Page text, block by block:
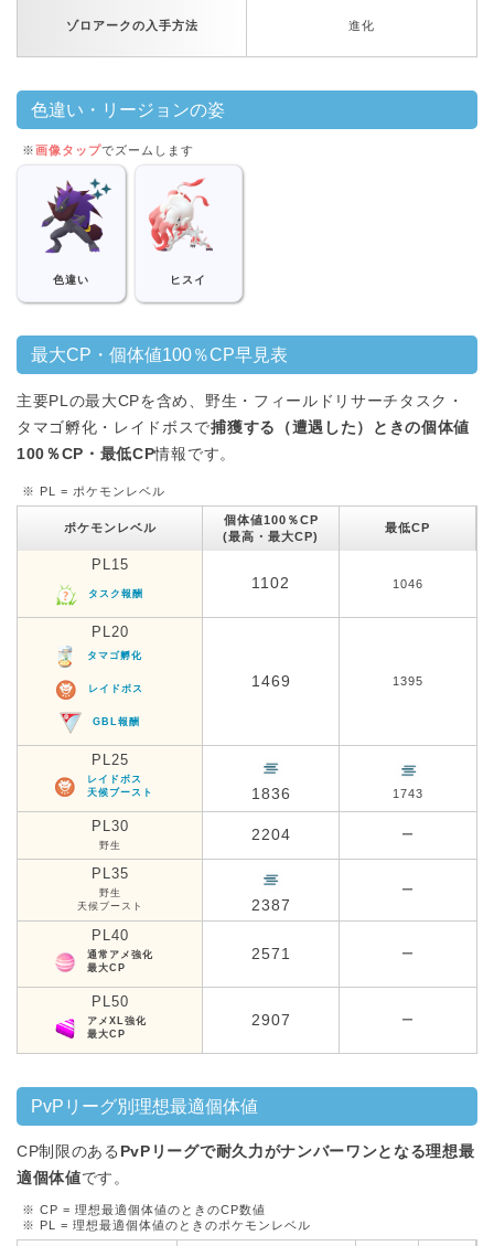
ゾロアークの入手方法 進化
色違い・リージョンの姿
※画像タップでズームします
色違い ヒスイ
最大CP・個体値100％CP早見表
主要PLの最大CPを含め、野生・フィールドリサーチタスク・
タマゴ孵化・レイドボスで捕獲する（遭遇した）ときの個体値
100％CP・最低CP情報です。
※ PL = ポケモンレベル
ポケモンレベル
個体値100％CP
(最高・最大CP)
最低CP
PL15
タスク報酬
1102 1046
PL20
タマゴ孵化
レイドボス
GBL報酬
1469 1395
PL25
レイドボス
天候ブースト
1836 1743
PL30
野生
2204 ー
PL35
野生
天候ブースト
2387
ー
PL40
通常アメ強化
最大CP
2571 ー
PL50
アメXL強化
最大CP
2907 ー
PvPリーグ別理想最適個体値
CP制限のある PvPリーグで耐久力がナンバーワンとなる理想最
適個体値です。
※ CP = 理想最適個体値のときのCP数値
※ PL = 理想最適個体値のときのポケモンレベル